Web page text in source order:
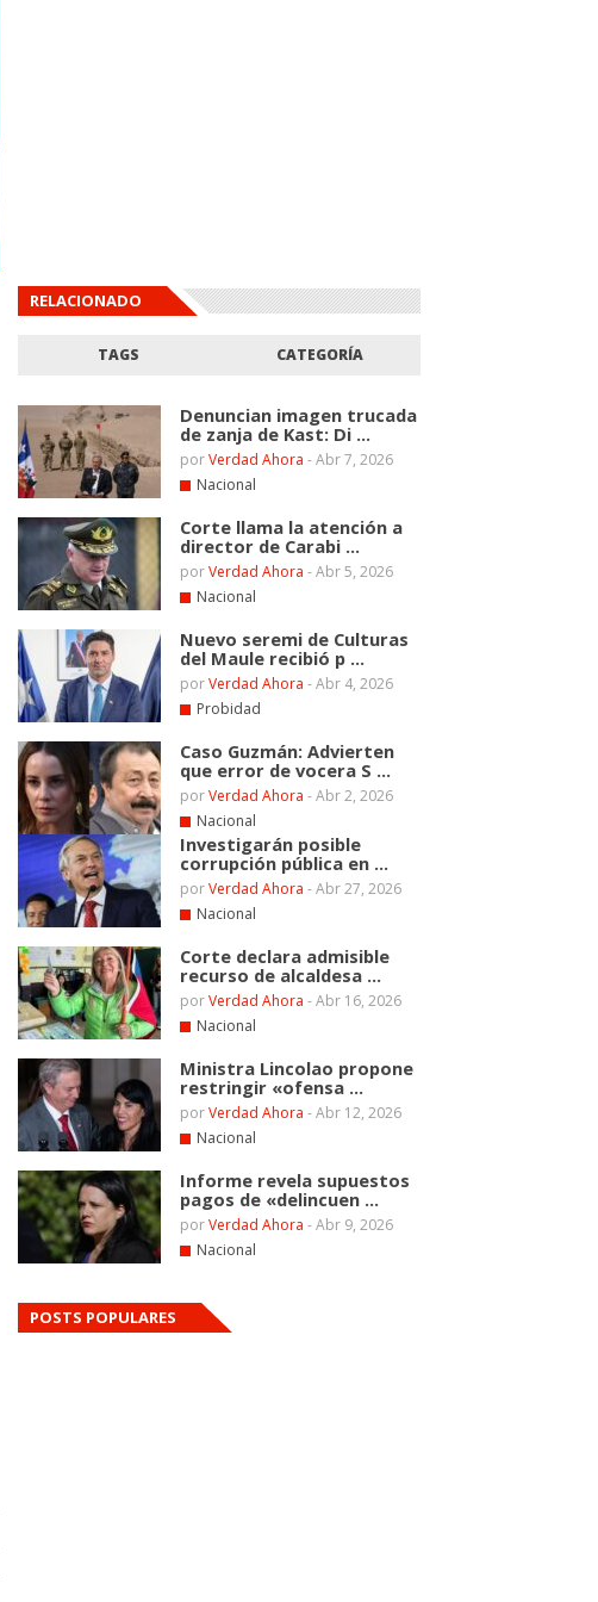
RELACIONADO
TAGS CATEGORÍA
Denuncian imagen trucada
de zanja de Kast: Di ...
porVerdad Ahora -Abr 7, 2026
Nacional
Corte llama la atención a
director de Carabi ...
porVerdad Ahora -Abr 5, 2026
Nacional
Nuevo seremi de Culturas
del Maule recibió p ...
porVerdad Ahora -Abr 4, 2026
Probidad
Caso Guzmán: Advierten
que error de vocera S ...
porVerdad Ahora -Abr 2, 2026
Nacional
Investigarán posible
corrupción pública en ...
porVerdad Ahora -Abr 27, 2026
Nacional
Corte declara admisible
recurso de alcaldesa ...
porVerdad Ahora -Abr 16, 2026
Nacional
Ministra Lincolao propone
restringir «ofensa ...
porVerdad Ahora -Abr 12, 2026
Nacional
Informe revela supuestos
pagos de «delincuen ...
porVerdad Ahora -Abr 9, 2026
Nacional
POSTS POPULARES